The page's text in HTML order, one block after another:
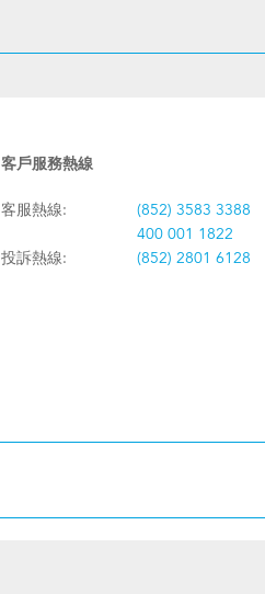
客戶服務熱線
客服熱線:
(852) 3583 3388
400 001 1822
投訴熱線:
(852) 2801 6128